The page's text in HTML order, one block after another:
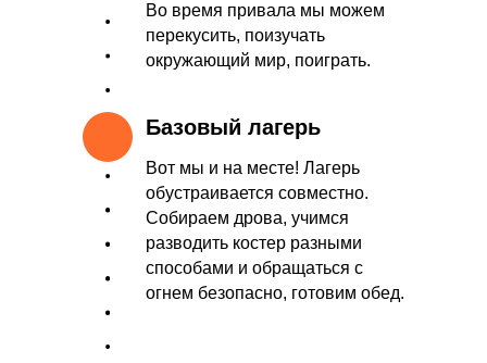
Базовый лагерь
Во время привала мы можем
перекусить, поизучать
окружающий мир, поиграть.
Вот мы и на месте! Лагерь
обустраивается совместно.
Собираем дрова, учимся
разводить костер разными
способами и обращаться с
огнем безопасно, готовим обед.